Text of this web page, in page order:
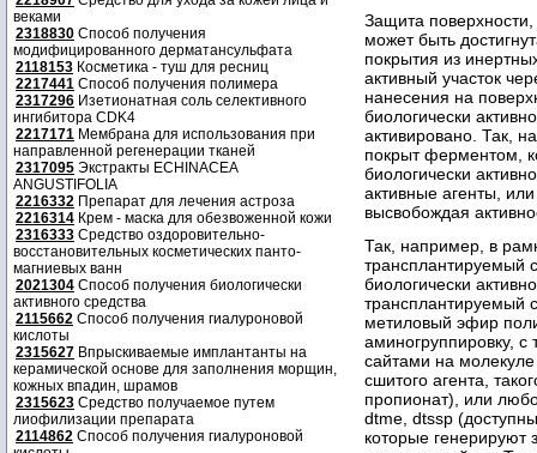
веками
2318830 Способ получения
модифицированного дерматансульфата
2118153 Косметика - туш для ресниц
2217441 Способ получения полимера
2317296 Изетионатная соль селективного
ингибитора CDK4
2217171 Мембрана для использования при
направленной регенерации тканей
2317095 Экстракты ECHINACEA
ANGUSTIFOLIA
2216332 Препарат для лечения астроза
2216314 Крем - маска для обезвоженной кожи
2316333 Средство оздоровительно-
восстановительных косметических панто-
магниевых ванн
2021304 Способ получения биологически
активного средства
2115662 Способ получения гиалуроновой
кислоты
2315627 Впрыскиваемые имплантанты на
керамической основе для заполнения морщин,
кожных впадин, шрамов
2315623 Средство получаемое путем
лиофилизации препарата
2114862 Способ получения гиалуроновой
Защита
может быть
покрытия из
активный участок
нанесения на
биологически
активировано. Так,
покрыт ферментом,
биологически
активные агенты,
высвобождая
Так, например, в
трансплантируемый
биологически
трансплантируемый
метиловый эфир
аминогруппировку,
сайтами на
сшитого агента,
пропионат), или
dtme, dtssp
которые генерируют